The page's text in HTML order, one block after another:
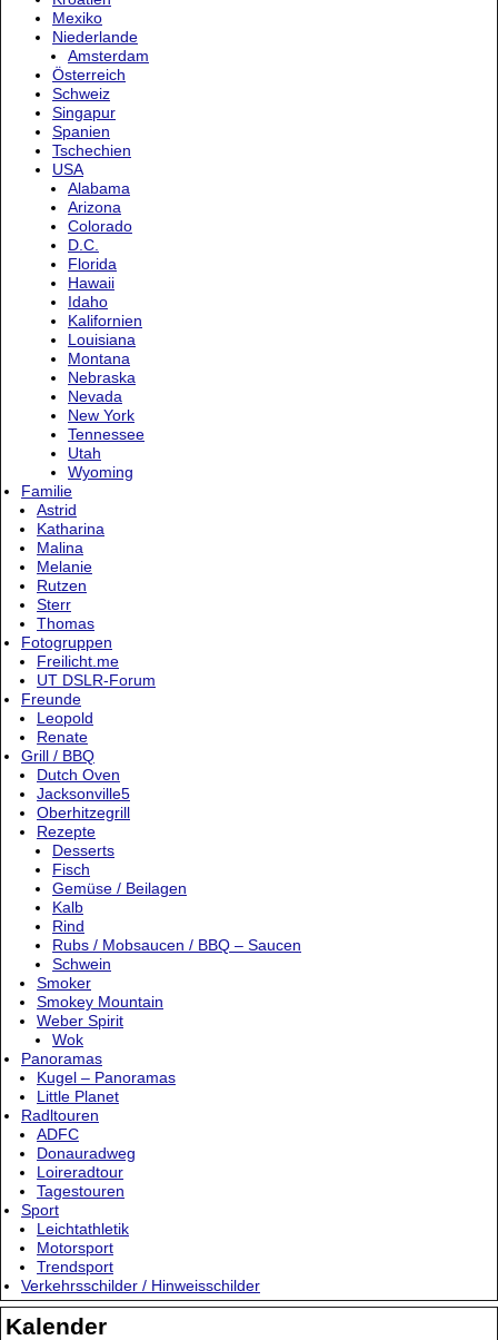
Mexiko
Niederlande
Amsterdam
Österreich
Schweiz
Singapur
Spanien
Tschechien
USA
Alabama
Arizona
Colorado
D.C.
Florida
Hawaii
Idaho
Kalifornien
Louisiana
Montana
Nebraska
Nevada
New York
Tennessee
Utah
Wyoming
Familie
Astrid
Katharina
Malina
Melanie
Rutzen
Sterr
Thomas
Fotogruppen
Freilicht.me
UT DSLR-Forum
Freunde
Leopold
Renate
Grill / BBQ
Dutch Oven
Jacksonville5
Oberhitzegrill
Rezepte
Desserts
Fisch
Gemüse / Beilagen
Kalb
Rind
Rubs / Mobsaucen / BBQ – Saucen
Schwein
Smoker
Smokey Mountain
Weber Spirit
Wok
Panoramas
Kugel – Panoramas
Little Planet
Radltouren
ADFC
Donauradweg
Loireradtour
Tagestouren
Sport
Leichtathletik
Motorsport
Trendsport
Verkehrsschilder / Hinweisschilder
Kalender